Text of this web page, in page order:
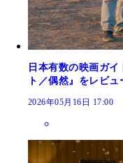
日本有数の映画ガ
ト／偶然』をレビュ
2026年05月16日 17:00